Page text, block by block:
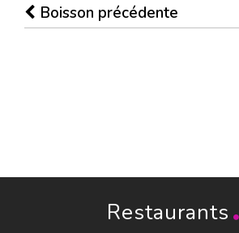
Boisson précédente
Restaurants